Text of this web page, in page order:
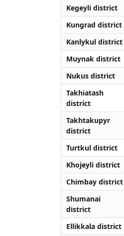
Kegeyli district
Kungrad district
Kanlykul district
Muynak district
Nukus district
Takhiatash
district
Takhtakupyr
district
Turtkul district
Khojeyli district
Chimbay district
Shumanai
district
Ellikkala district